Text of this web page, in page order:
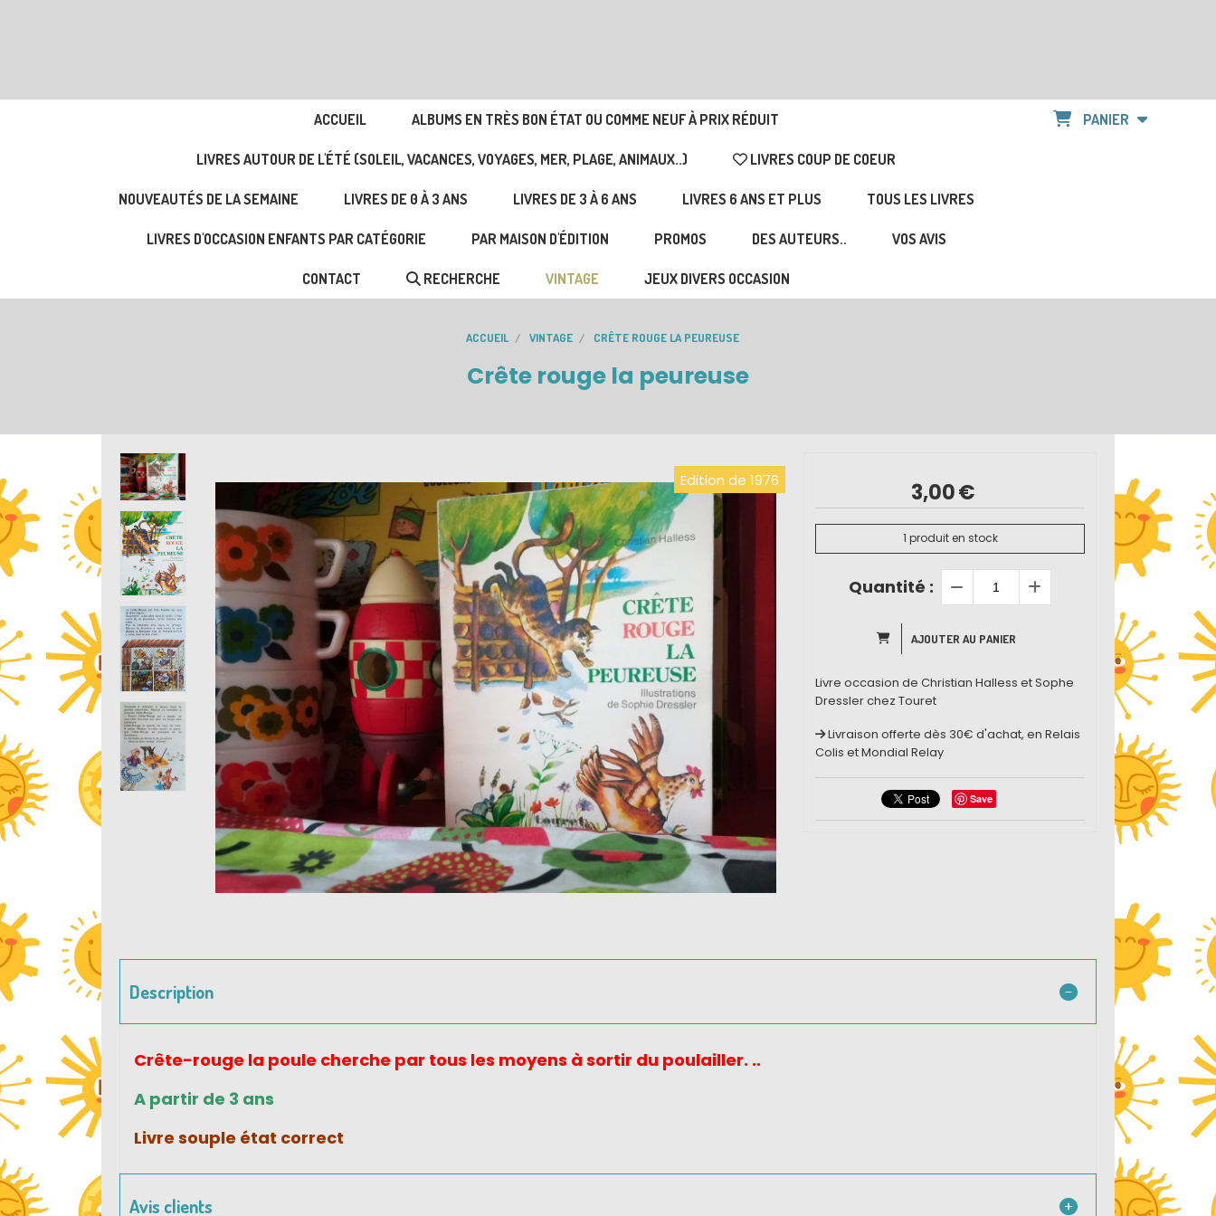
ACCUEIL ALBUMS EN TRÈS BON ÉTAT OU COMME NEUF À PRIX RÉDUIT
LIVRES AUTOUR DE L'ÉTÉ (SOLEIL, VACANCES, VOYAGES, MER, PLAGE, ANIMAUX..) LIVRES COUP DE COEUR
NOUVEAUTÉS DE LA SEMAINE LIVRES DE 0 À 3 ANS LIVRES DE 3 À 6 ANS LIVRES 6 ANS ET PLUS TOUS LES LIVRES
LIVRES D'OCCASION ENFANTS PAR CATÉGORIE PAR MAISON D'ÉDITION PROMOS DES AUTEURS.. VOS AVIS
CONTACT RECHERCHE VINTAGE JEUX DIVERS OCCASION
PANIER
ACCUEIL VINTAGE CRÊTE ROUGE LA PEUREUSE
Crête rouge la peureuse
Edition de 1976 3,00€
1 produit en stock
Quantité :
AJOUTER AU PANIER
Livre occasion de Christian Halless et Sophe
Dressler chez Touret
Livraison offerte dès 30€ d'achat, en Relais
Colis et Mondial Relay
Save
Description
Crête-rouge la poule cherche par tous les moyens à sortir du poulailler. ..
A partir de 3 ans
Livre souple état correct
Avis clients